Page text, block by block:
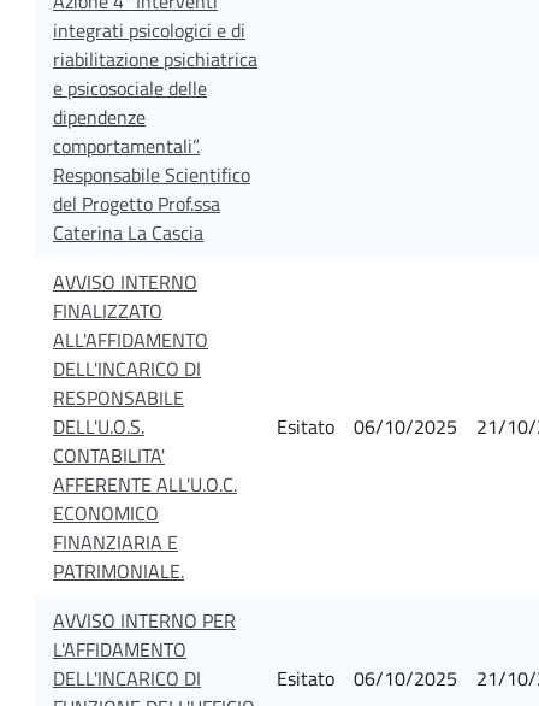
integrati psicologici e di
riabilitazione psichiatrica
e psicosociale delle
dipendenze
comportamentali”.
Responsabile Scientifico
del Progetto Prof.ssa
Caterina La Cascia
AVVISO INTERNO
FINALIZZATO
ALL'AFFIDAMENTO
DELL'INCARICO DI
RESPONSABILE
DELL'U.O.S.
CONTABILITA'
AFFERENTE ALL'U.O.C.
ECONOMICO
FINANZIARIA E
PATRIMONIALE.
Esitato 06/10/2025 21/
AVVISO INTERNO PER
L'AFFIDAMENTO
DELL'INCARICO DI
Esitato 06/10/2025 21/